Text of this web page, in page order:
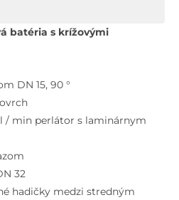
batéria s krížovými
DN 15, 90 °
/ min perlátor s laminárnym
32
hadičky medzi stredným